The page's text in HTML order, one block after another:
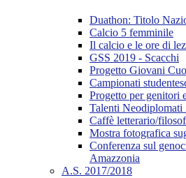
Duathon: Titolo
Calcio 5 femminile
Il calcio e le ore di
GSS 2019 - Scacchi
Progetto Giovani
Campionati
Progetto per genitori
Talenti Neodiplomati
Caffè letterario/
Mostra fotografica
Conferenza sul
Amazzonia
A.S. 2017/2018